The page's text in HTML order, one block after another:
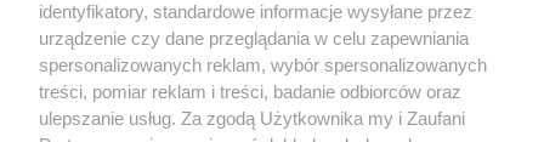
wykorzystanie utworów w całości lub w części z naruszeniem prawa,
tzn. bez właściwej zgody, jest zabronione pod groźbą kary i może być
ścigane prawnie.
identyfikatory, standardowe informacje wysyłane przez
urządzenie czy dane przeglądania w celu zapewniania
spersonalizowanych reklam, wybór spersonalizowanych
treści, pomiar reklam i treści, badanie odbiorców oraz
ulepszanie usług. Za zgodą Użytkownika my i Zaufani